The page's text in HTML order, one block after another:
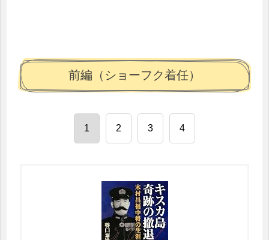
前編（ショーフク着任）
1 2 3 4